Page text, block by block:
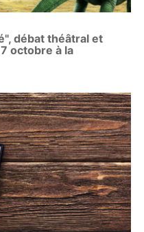
débat théâtral et
octobre à la